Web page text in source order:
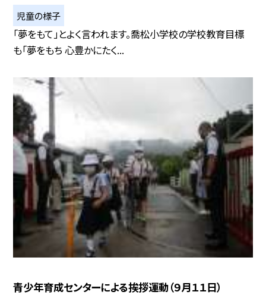
児童の様子
「夢をもて」とよく言われます。喬松小学校の学校教育目標
も「夢をもち 心豊かにたく...
青少年育成センターによる挨拶運動（９月１１日）